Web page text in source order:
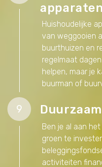
Huishoudelijke
van weggooien
buurthuizen en
regelmaat
helpen, maar je
buurman of
9
Ben je al aan
groen te
activiteiten